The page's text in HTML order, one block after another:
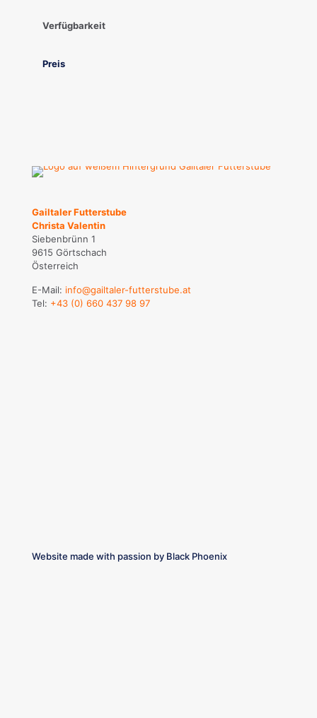
Verfügbarkeit
Preis
Gailtaler Futterstube
Christa Valentin
Siebenbrünn 1
9615 Görtschach
Österreich
E-Mail: info@gailtaler-futterstube.at
Tel: +43 (0) 660 437 98 97
Website made with passion by Black Phoenix